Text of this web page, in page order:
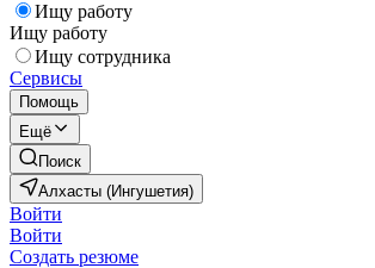
Ищу работу
Ищу работу
Ищу сотрудника
Сервисы
Помощь
Ещё
Поиск
Алхасты (Ингушетия)
Войти
Войти
Создать резюме